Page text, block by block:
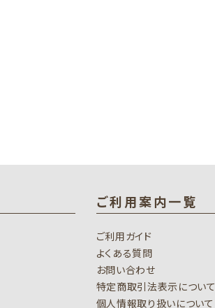
ご利用案内一覧
ご利用ガイド
よくある質問
お問い合わせ
特定商取引法表示について
個人情報取り扱いについて